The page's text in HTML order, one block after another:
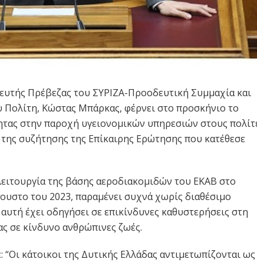
Πρέβεζας του ΣΥΡΙΖΑ-Προοδευτική Συμμαχία και
Κώστας Μπάρκας, φέρνει στο προσκήνιο το
στην παροχή υγειονομικών υπηρεσιών στους
συζήτησης της Επίκαιρης Ερώτησης που κατέθεσε
της βάσης αεροδιακομιδών του ΕΚΑΒ στο
του 2023, παραμένει συχνά χωρίς διαθέσιμο
έχει οδηγήσει σε επικίνδυνες καθυστερήσεις στη
σε κίνδυνο ανθρώπινες ζωές.
κάτοικοι της Δυτικής Ελλάδας αντιμετωπίζονται ως